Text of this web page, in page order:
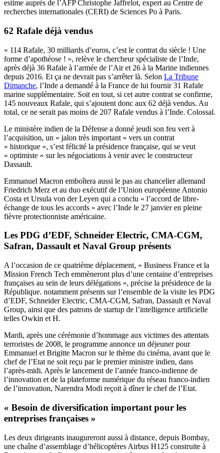
estime auprès de l’AFP Christophe Jaffrelot, expert au Centre de
recherches internationales (CERI) de Sciences Po à Paris.
62 Rafale déjà vendus
« 114 Rafale, 30 milliards d’euros, c’est le contrat du siècle ! Une
forme d’apothéose ! », relève le chercheur spécialiste de l’Inde,
après déjà 36 Rafale à l’armée de l’Air et 26 à la Marine indiennes
depuis 2016. Et ça ne devrait pas s’arrêter là. Selon La Tribune
Dimanche, l’Inde a demandé à la France de lui fournir 31 Rafale
marine supplémentaire. Soit en tout, si cet autre contrat se confirme,
145 nouveaux Rafale, qui s’ajoutent donc aux 62 déjà vendus. Au
total, ce ne serait pas moins de 207 Rafale vendus à l’Inde. Colossal.
Le ministère indien de la Défense a donné jeudi son feu vert à
l’acquisition, un « jalon très important » vers un contrat
« historique », s’est félicité la présidence française, qui se veut
« optimiste » sur les négociations à venir avec le constructeur
Dassault.
Emmanuel Macron emboîtera aussi le pas au chancelier allemand
Friedrich Merz et au duo exécutif de l’Union européenne Antonio
Costa et Ursula von der Leyen qui a conclu « l’accord de libre-
échange de tous les accords » avec l’Inde le 27 janvier en pleine
fièvre protectionniste américaine.
Les PDG d’EDF, Schneider Electric, CMA-CGM,
Safran, Dassault et Naval Group présents
A l’occasion de ce quatrième déplacement, « Business France et la
Mission French Tech emmèneront plus d’une centaine d’entreprises
françaises au sein de leurs délégations », précise la présidence de la
République. notamment présents sur l’ensemble de la visite les PDG
d’EDF, Schneider Electric, CMA-CGM, Safran, Dassault et Naval
Group, ainsi que des patrons de startup de l’intelligence artificielle
telles Owkin et H.
Mardi, après une cérémonie d’hommage aux victimes des attentats
terroristes de 2008, le programme annonce un déjeuner pour
Emmanuel et Brigitte Macron sur le thème du cinéma, avant que le
chef de l’Etat ne soit reçu par le premier ministre indien, dans
l’après-midi. Après le lancement de l’année franco-indienne de
l’innovation et de la plateforme numérique du réseau franco-indien
de l’innovation, Narendra Modi reçoit à dîner le chef de l’Etat.
« Besoin de diversification important pour les
entreprises françaises »
Les deux dirigeants inaugureront aussi à distance, depuis Bombay,
une chaîne d’assemblage d’hélicoptères Airbus H125 construite à